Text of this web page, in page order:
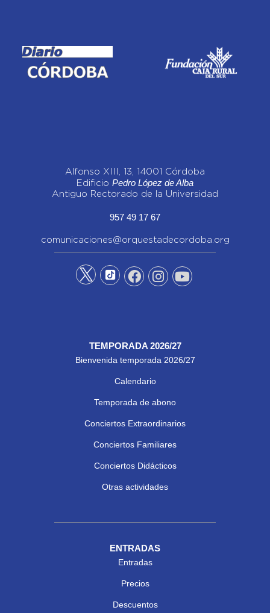
Alfonso XIII, 13, 14001 Córdoba
Edificio Pedro López de Alba
Antiguo Rectorado de la Universidad
957 49 17 67
comunicaciones@orquestadecordoba.org
TEMPORADA 2026/27
Bienvenida temporada 2026/27
Calendario
Temporada de abono
Conciertos Extraordinarios
Conciertos Familiares
Conciertos Didácticos
Otras actividades
ENTRADAS
Entradas
Precios
Descuentos